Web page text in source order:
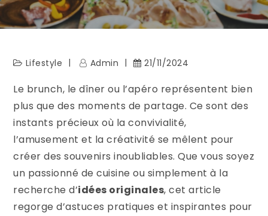
Lifestyle Admin 21/11/2024
Le brunch, le dîner ou l’apéro représentent bien
plus que des moments de partage. Ce sont des
instants précieux où la convivialité,
l’amusement et la créativité se mêlent pour
créer des souvenirs inoubliables. Que vous soyez
un passionné de cuisine ou simplement à la
recherche d’idées originales, cet article
regorge d’astuces pratiques et inspirantes pour